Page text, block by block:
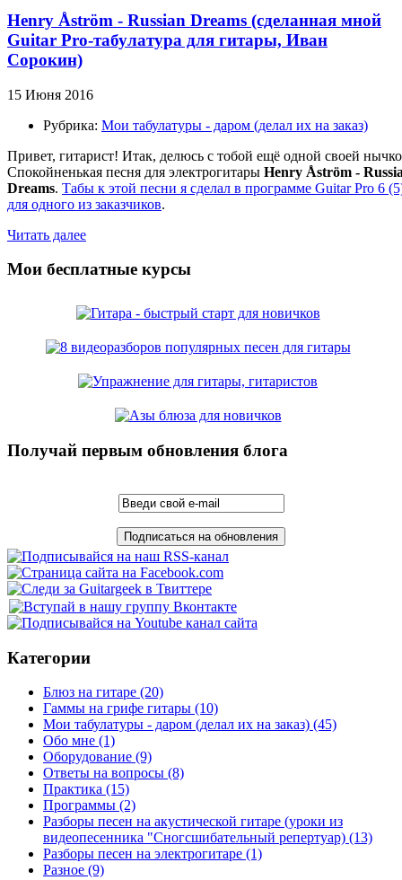
Henry Åström - Russian Dreams (сделанная мной
Guitar Pro-табулатура для гитары, Иван
Сорокин)
15 Июня 2016
Рубрика: Мои табулатуры - даром (делал их на заказ)
Привет, гитарист! Итак, делюсь с тобой ещё одной своей
Спокойненькая песня для электрогитары Henry Åström -
Dreams. Табы к этой песни я сделал в программе Guitar Pro 6
для одного из заказчиков.
Читать далее
Мои бесплатные курсы
Получай первым обновления блога
Категории
Блюз на гитаре (20)
Гаммы на грифе гитары (10)
Мои табулатуры - даром (делал их на заказ) (45)
Обо мне (1)
Оборудование (9)
Ответы на вопросы (8)
Практика (15)
Программы (2)
Разборы песен на акустической гитаре (уроки из
видеопесенника "Сногсшибательный репертуар) (13)
Разборы песен на электрогитаре (1)
Разное (9)